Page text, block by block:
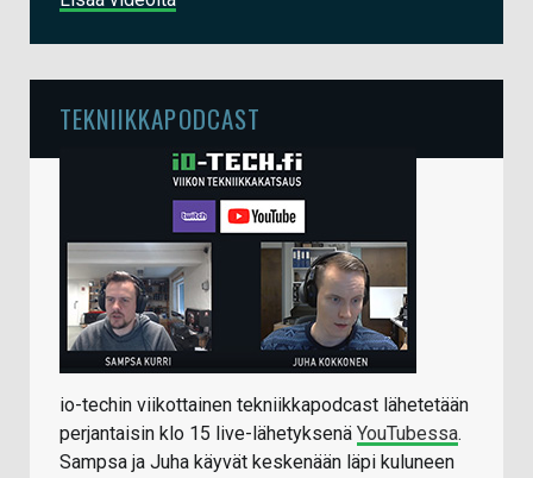
TEKNIIKKAPODCAST
io-techin viikottainen tekniikkapodcast lähetetään
perjantaisin klo 15 live-lähetyksenä YouTubessa.
Sampsa ja Juha käyvät keskenään läpi kuluneen